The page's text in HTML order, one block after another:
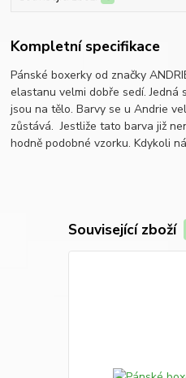
Kompletní specifikace
Pánské boxerky od značky
elastanu velmi dobře sedí. Jedná
jsou na tělo. Barvy se u Andrie
zůstává. Jestliže tato barva již
hodně podobné vzorku. Kdykoli
Související zboží